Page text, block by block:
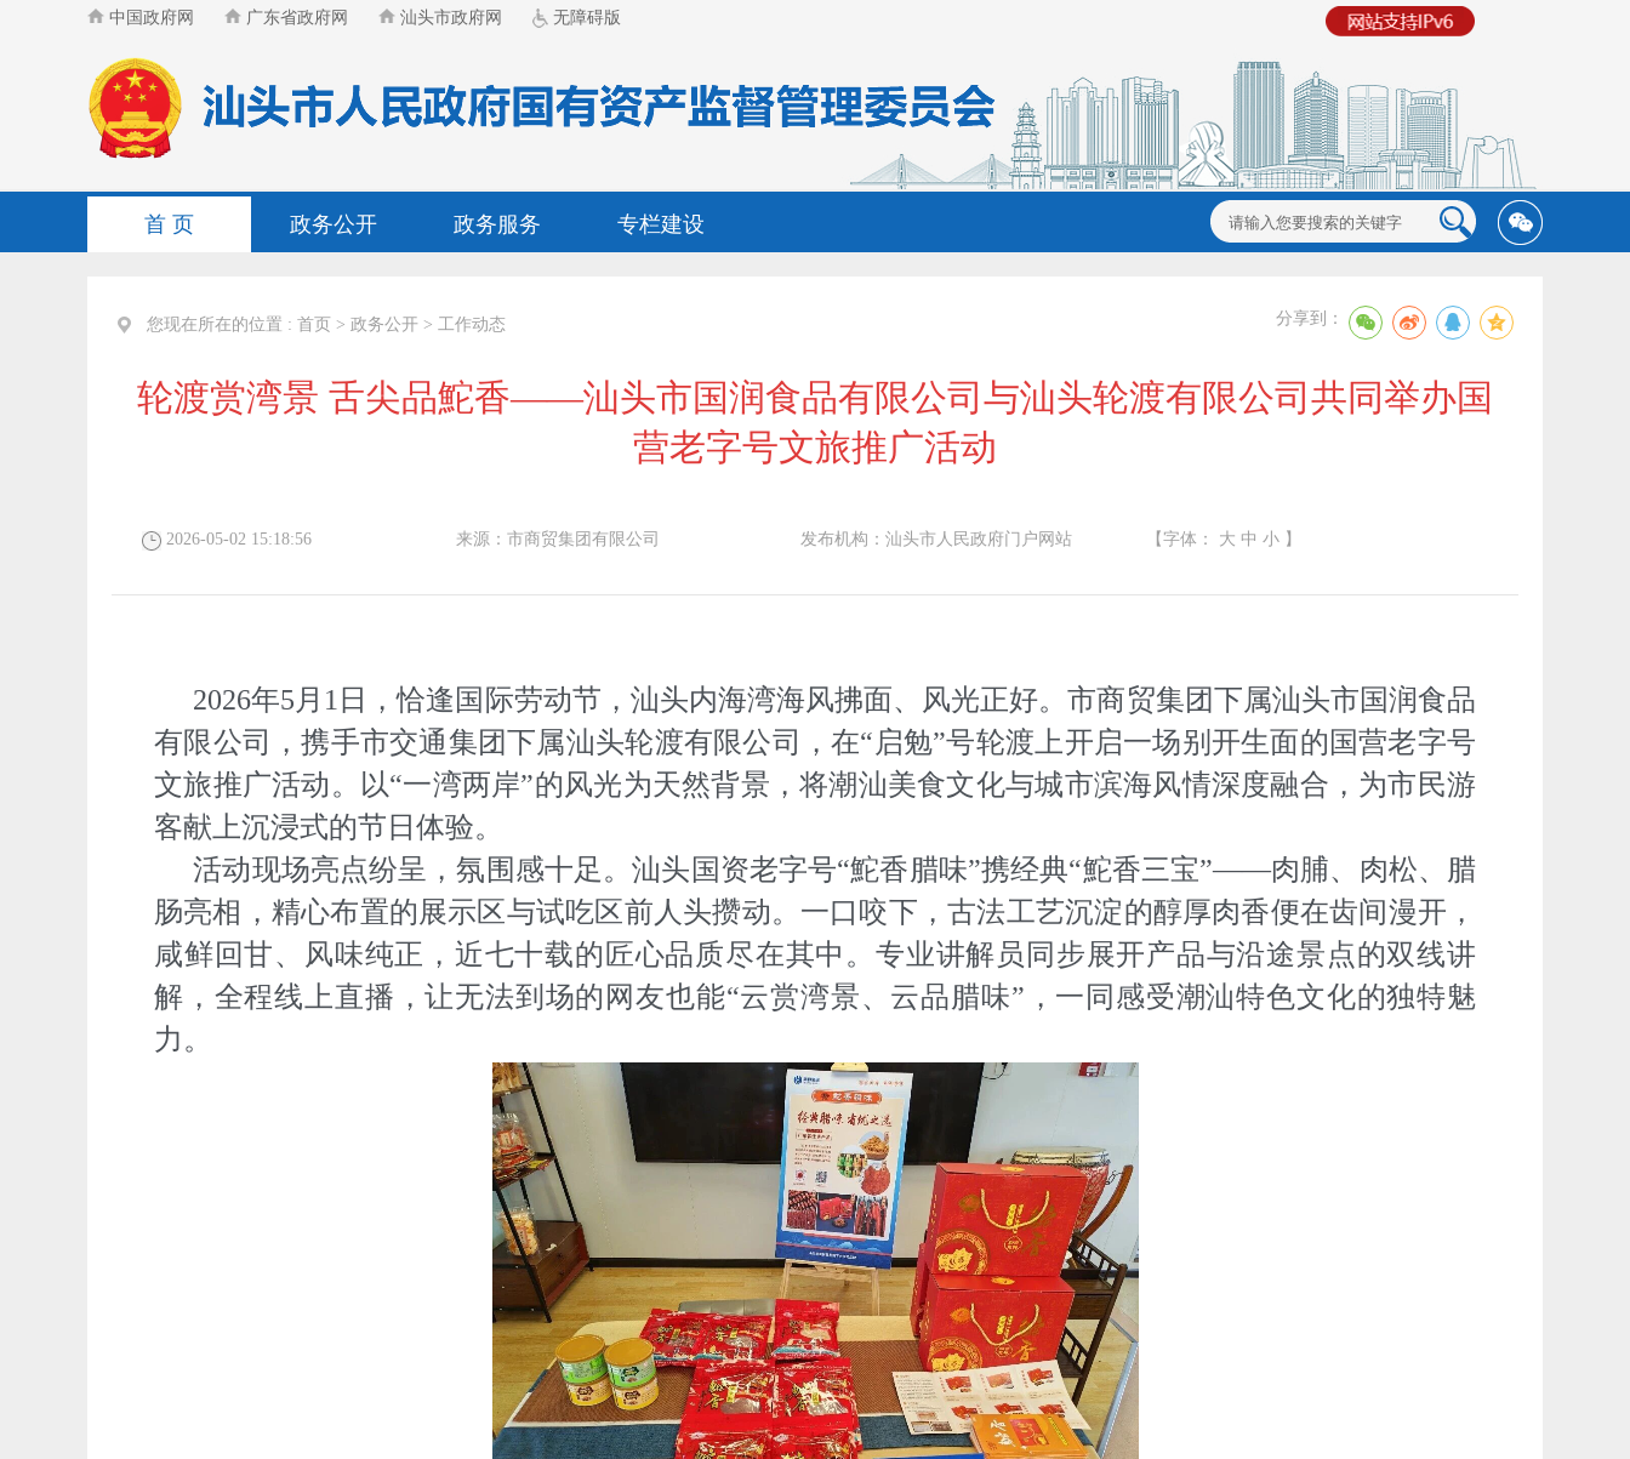
中国政府网 广东省政府网 汕头市政府网 无障碍版
首 页 政务公开 政务服务 专栏建设
您现在所在的位置 : 首页 > 政务公开 > 工作动态 分享到：
轮渡赏湾景 舌尖品鮀香——汕头市国润食品有限公司与汕头轮渡有限公司共同举办国
营老字号文旅推广活动
2026-05-02 15:18:56 来源：市商贸集团有限公司 发布机构：汕头市人民政府门户网站 【字体： 大 中 小 】
2026年5月1日，恰逢国际劳动节，汕头内海湾海风拂面、风光正好。市商贸集团下属汕头市国润食品
有限公司，携手市交通集团下属汕头轮渡有限公司，在“启勉”号轮渡上开启一场别开生面的国营老字号
文旅推广活动。以“一湾两岸”的风光为天然背景，将潮汕美食文化与城市滨海风情深度融合，为市民游
客献上沉浸式的节日体验。
活动现场亮点纷呈，氛围感十足。汕头国资老字号“鮀香腊味”携经典“鮀香三宝”——肉脯、肉松、腊
肠亮相，精心布置的展示区与试吃区前人头攒动。一口咬下，古法工艺沉淀的醇厚肉香便在齿间漫开，
咸鲜回甘、风味纯正，近七十载的匠心品质尽在其中。专业讲解员同步展开产品与沿途景点的双线讲
解，全程线上直播，让无法到场的网友也能“云赏湾景、云品腊味”，一同感受潮汕特色文化的独特魅
力。